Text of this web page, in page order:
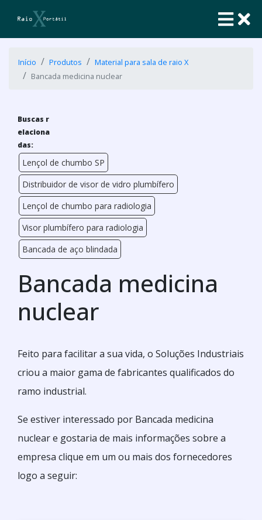
Início Produtos
Material para sala de raio X
Bancada medicina nuclear
Buscas r
elaciona
das:
Lençol de chumbo SP
Distribuidor de visor de vidro plumbífero
Lençol de chumbo para radiologia
Visor plumbífero para radiologia
Bancada de aço blindada
Bancada medicina
nuclear
Feito para facilitar a sua vida, o Soluções Industriais
criou a maior gama de fabricantes qualificados do
ramo industrial.
Se estiver interessado por Bancada medicina
nuclear e gostaria de mais informações sobre a
empresa clique em um ou mais dos fornecedores
logo a seguir: